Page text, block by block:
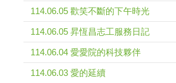
114.06.05 歡笑不斷的下午時光
114.06.05 昇恆昌志工服務日記
114.06.04 愛愛院的科技夥伴
114.06.03 愛的延續